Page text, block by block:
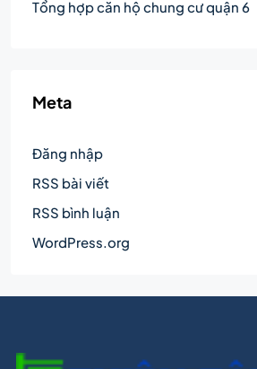
Tổng hợp căn hộ chung cư quận 6
Meta
Đăng nhập
RSS bài viết
RSS bình luận
WordPress.org